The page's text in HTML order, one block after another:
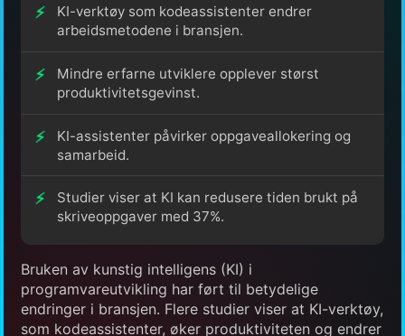
KI-verktøy som kodeassistenter endrer
arbeidsmetodene i bransjen.
Mindre erfarne utviklere opplever størst
produktivitetsgevinst.
KI-assistenter påvirker oppgaveallokering og
samarbeid.
Studier viser at KI kan redusere tiden brukt på
skriveoppgaver med 37%.
Bruken av kunstig intelligens (KI) i
programvareutvikling har ført til betydelige
endringer i bransjen. Flere studier viser at KI-verktøy,
som kodeassistenter, øker produktiviteten og endrer